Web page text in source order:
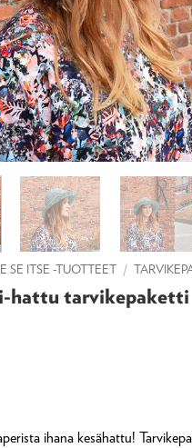
SE ITSE -TUOTTEET /
hattu tarvikepaketti
ihana kesähattu!